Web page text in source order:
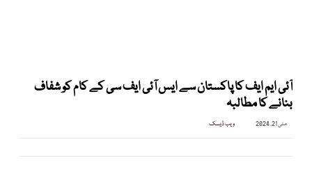
آئی ایم ایف کا پاکستان سے ایس آئی ایف سی کے کام کو شفاف
بنانے کا مطالبہ
مئی 21, 2024 ویب ڈیسک